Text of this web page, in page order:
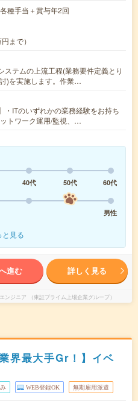
種手当＋賞与年2回
まで）
ステムの上流工程(業務要件定義とり
)を実施します。作業…
・ITのいずれかの業務経験をお持ち
トワーク運用/監視、…
40代 50代
60代
男性
と見る
進む 詳しく見る
ンジニア （東証プライム上場企業グループ）
界最大手Gr！】イベ
WEB登録OK 無期雇用派遣